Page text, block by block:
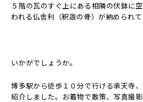
５階の瓦のすぐ上にある相隣の伏鉢に
われる仏舎利（釈迦の骨）が納められて
いかがでしょうか。
博多駅から徒歩１０分で行ける承天寺
紹介しました。お着物で散策、写真撮